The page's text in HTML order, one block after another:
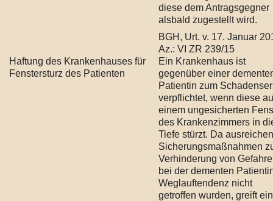
diese dem Antragsgegner
alsbald zugestellt wird.
BGH, Urt. v. 17. Januar
Az.: VI ZR 239/15
Haftung des Krankenhauses für
Fenstersturz des Patienten
Ein Krankenhaus ist
gegenüber einer
Patientin zum
verpflichtet, wenn diese
einem ungesicherten
des Krankenzimmers in
Tiefe stürzt. Da
Sicherungsmaßnahmen
Verhinderung von
bei der dementen
Weglauftendenz nicht
getroffen wurden, greift